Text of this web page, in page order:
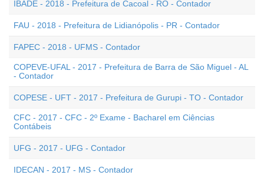
IBADE - 2018 - Prefeitura de Cacoal - RO - Contador
FAU - 2018 - Prefeitura de Lidianópolis - PR - Contador
FAPEC - 2018 - UFMS - Contador
COPEVE-UFAL - 2017 - Prefeitura de Barra de São Miguel - AL
- Contador
COPESE - UFT - 2017 - Prefeitura de Gurupi - TO - Contador
CFC - 2017 - CFC - 2º Exame - Bacharel em Ciências
Contábeis
UFG - 2017 - UFG - Contador
IDECAN - 2017 - MS - Contador